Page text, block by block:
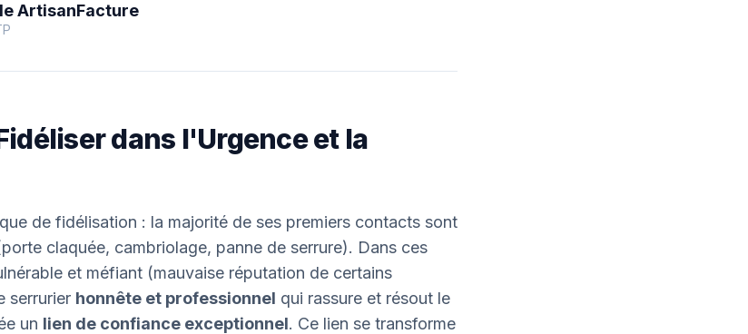
ArtisanFacture
dans l'Urgence et la
de fidélisation : la majorité de ses premiers contacts sont
claquée, cambriolage, panne de serrure). Dans ces
et méfiant (mauvaise réputation de certains
serrurier honnête et professionnel qui rassure et résout le
un lien de confiance exceptionnel. Ce lien se transforme